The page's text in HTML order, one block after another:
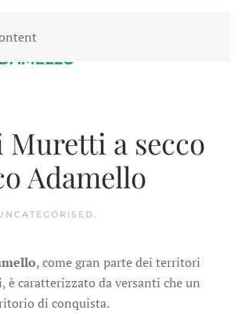
Muretti a secco
Adamello
.
, come gran parte dei territori
è caratterizzato da versanti che un
di conquista.